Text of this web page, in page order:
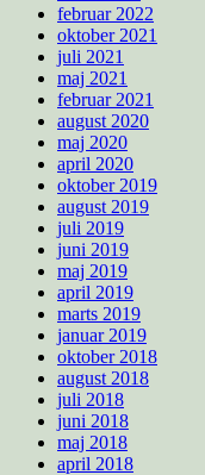
februar 2022
oktober 2021
juli 2021
maj 2021
februar 2021
august 2020
maj 2020
april 2020
oktober 2019
august 2019
juli 2019
juni 2019
maj 2019
april 2019
marts 2019
januar 2019
oktober 2018
august 2018
juli 2018
juni 2018
maj 2018
april 2018